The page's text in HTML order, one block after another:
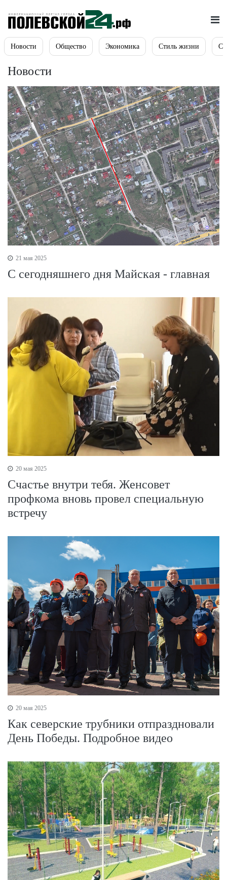
Новости Общество Экономика Стиль жизни
Новости
21 мая 2025
С сегодняшнего дня Майская - главная
20 мая 2025
Счастье внутри тебя. Женсовет
профкома вновь провел специальную
встречу
20 мая 2025
Как северские трубники отпраздновали
День Победы. Подробное видео